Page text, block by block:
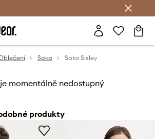
Saka Sako Sisley
momentálně nedostupný
produkty